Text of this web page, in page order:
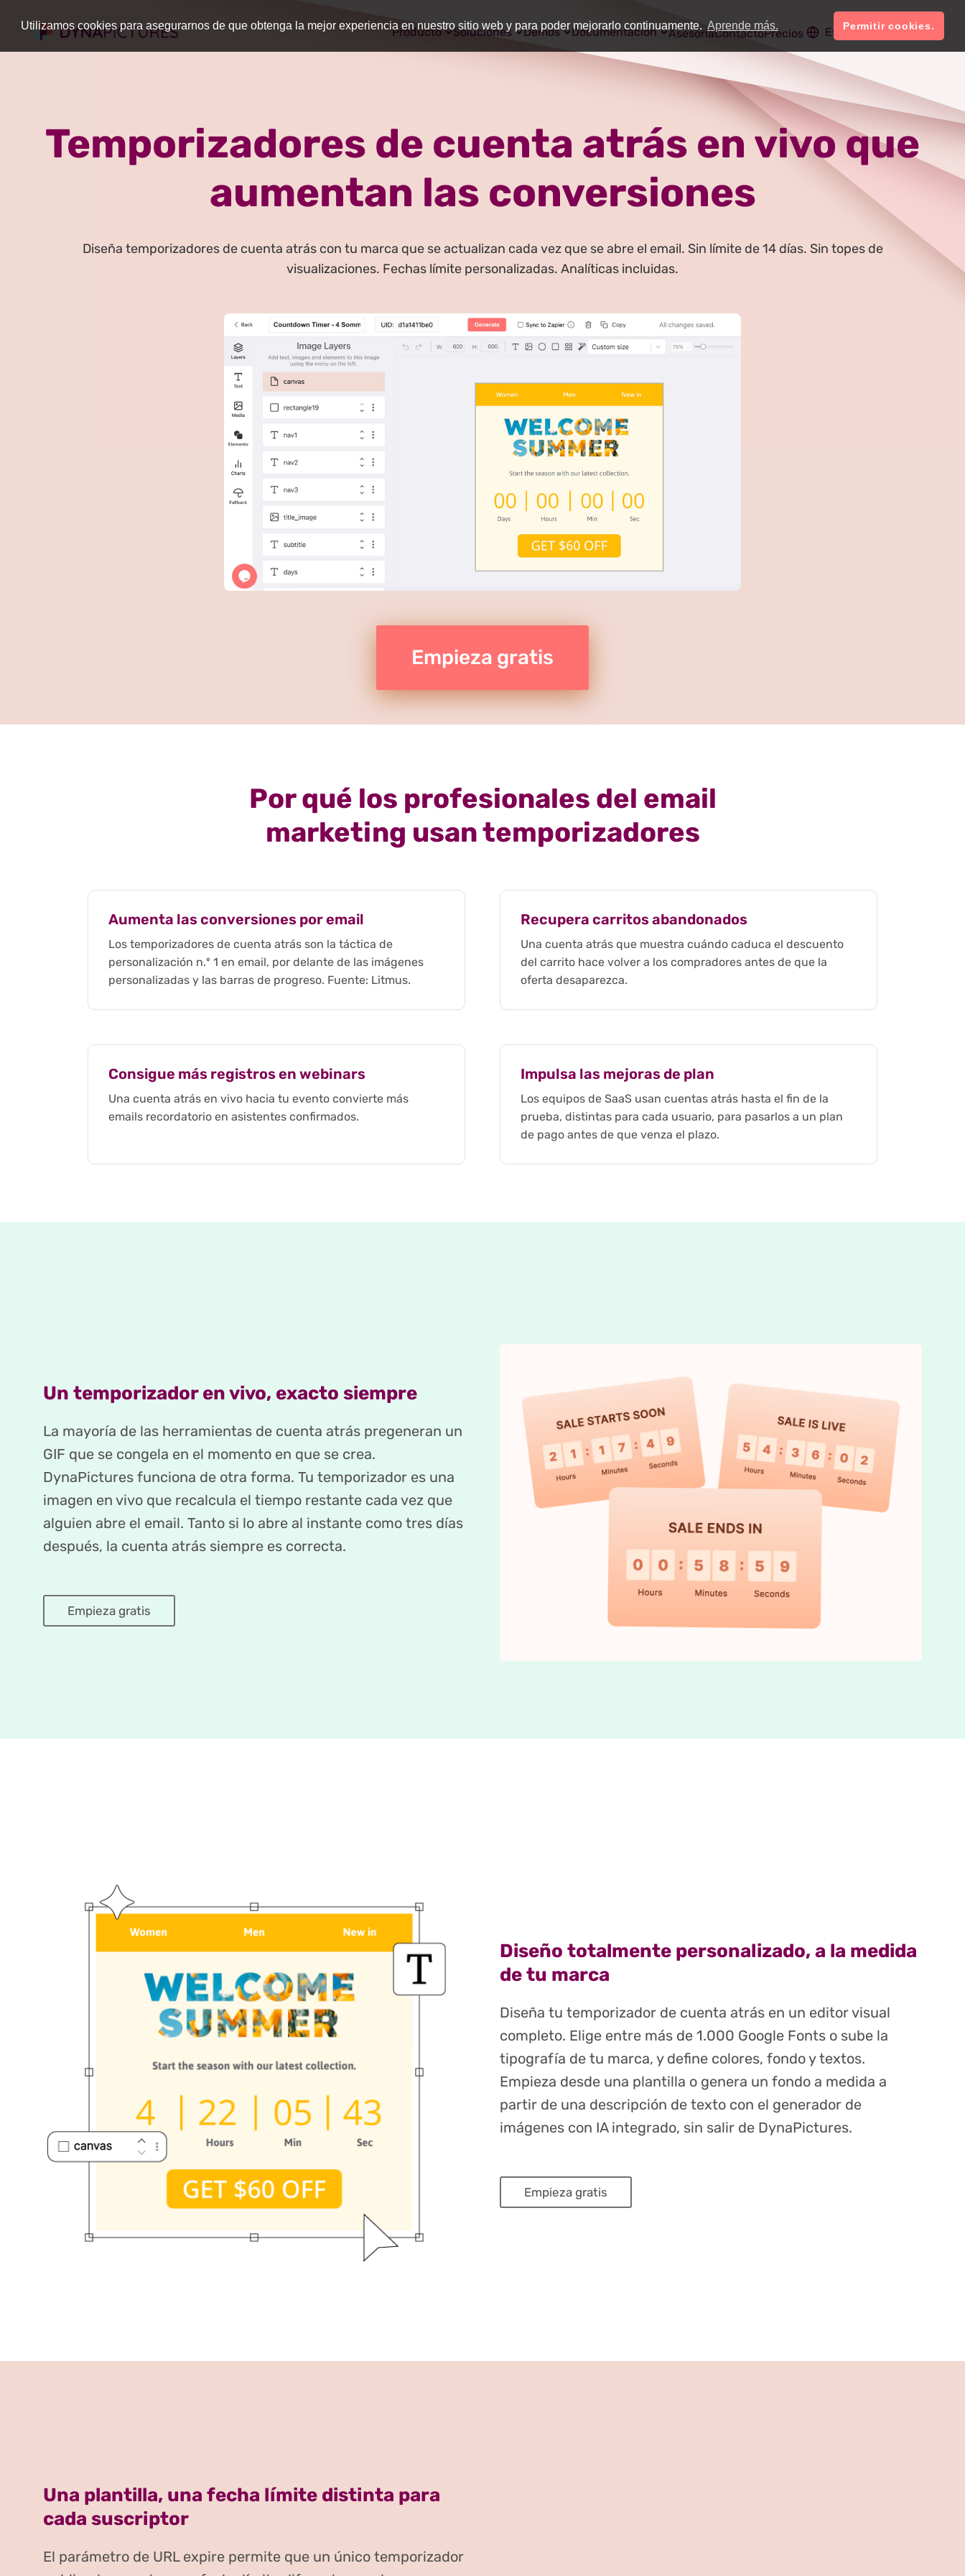
Utilizamos cookies para asegurarnos de que obtenga la mejor experiencia en nuestro sitio web y para poder mejorarlo continuamente. Aprende más. Permitir cookies.
Producto Soluciones Demos Documentación AsesoríaContactoPrecios Español Cuenta
Temporizadores de cuenta atrás en vivo que
aumentan las conversiones
Diseña temporizadores de cuenta atrás con tu marca que se actualizan cada vez que se abre el email. Sin límite de 14 días. Sin topes de
visualizaciones. Fechas límite personalizadas. Analíticas incluidas.
Empieza gratis
Por qué los profesionales del email
marketing usan temporizadores
Aumenta las conversiones por email
Los temporizadores de cuenta atrás son la táctica de
personalización n.º 1 en email, por delante de las imágenes
personalizadas y las barras de progreso. Fuente: Litmus.
Recupera carritos abandonados
Una cuenta atrás que muestra cuándo caduca el descuento
del carrito hace volver a los compradores antes de que la
oferta desaparezca.
Consigue más registros en webinars
Una cuenta atrás en vivo hacia tu evento convierte más
emails recordatorio en asistentes confirmados.
Impulsa las mejoras de plan
Los equipos de SaaS usan cuentas atrás hasta el fin de la
prueba, distintas para cada usuario, para pasarlos a un plan
de pago antes de que venza el plazo.
Un temporizador en vivo, exacto siempre
La mayoría de las herramientas de cuenta atrás pregeneran un
GIF que se congela en el momento en que se crea.
DynaPictures funciona de otra forma. Tu temporizador es una
imagen en vivo que recalcula el tiempo restante cada vez que
alguien abre el email. Tanto si lo abre al instante como tres días
después, la cuenta atrás siempre es correcta.
Empieza gratis
Diseño totalmente personalizado, a la medida
de tu marca
Diseña tu temporizador de cuenta atrás en un editor visual
completo. Elige entre más de 1.000 Google Fonts o sube la
tipografía de tu marca, y define colores, fondo y textos.
Empieza desde una plantilla o genera un fondo a medida a
partir de una descripción de texto con el generador de
imágenes con IA integrado, sin salir de DynaPictures.
Empieza gratis
Una plantilla, una fecha límite distinta para
cada suscriptor
El parámetro de URL expire permite que un único temporizador